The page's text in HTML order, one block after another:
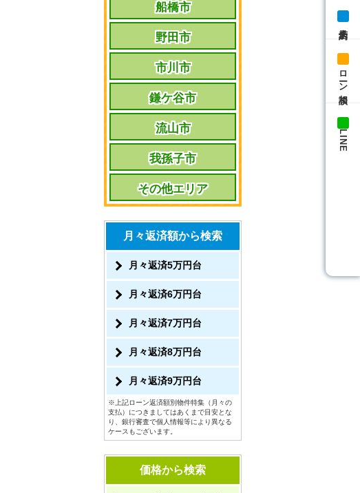
ローン相談
LINE
船橋市
野田市
市川市
鎌ケ谷市
流山市
我孫子市
その他エリア
月々返済額から検索
月々返済5万円台
月々返済6万円台
月々返済7万円台
月々返済8万円台
月々返済9万円台
※上記ローン返済額別物件特集（月々の
支払）につきましてはあくまで目安とな
り、銀行審査で個人情報等により異なる
ケースもございます。
価格から検索